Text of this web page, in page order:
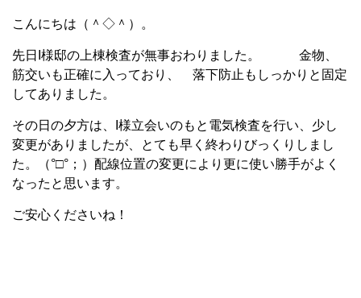
こんにちは（＾◇＾）。
先日I様邸の上棟検査が無事おわりました。 金物、
筋交いも正確に入っており、 落下防止もしっかりと固定
してありました。
その日の夕方は、I様立会いのもと電気検査を行い、少し
変更がありましたが、とても早く終わりびっくりしまし
た。（°□°；）配線位置の変更により更に使い勝手がよく
なったと思います。
ご安心くださいね！